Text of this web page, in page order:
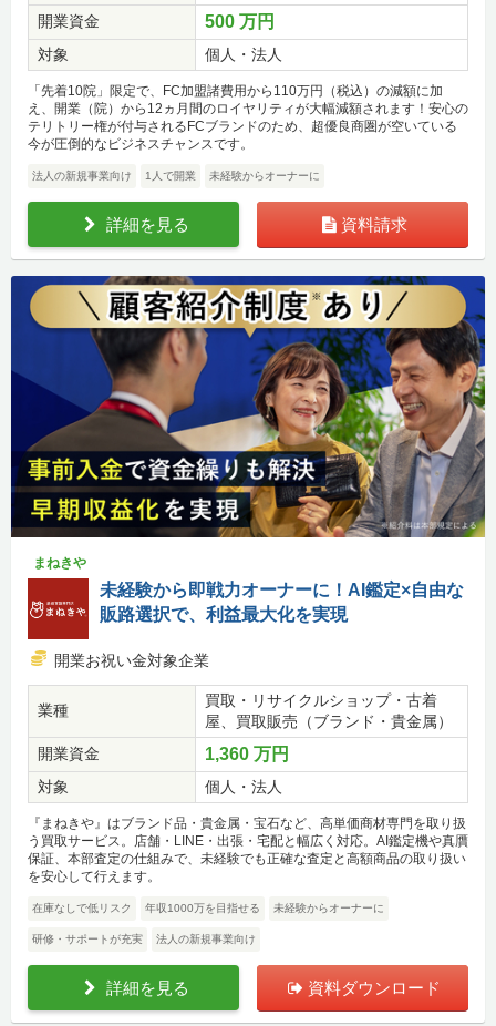
開業資金
500 万円
対象 個人・法人
「先着10院」限定で、FC加盟諸費用から110万円（税込）の減額に加
え、開業（院）から12ヵ月間のロイヤリティが大幅減額されます！安心の
テリトリー権が付与されるFCブランドのため、超優良商圏が空いている
今が圧倒的なビジネスチャンスです。
法人の新規事業向け 1人で開業 未経験からオーナーに
詳細を見る 資料請求
まねきや
未経験から即戦力オーナーに！AI鑑定×自由な
販路選択で、利益最大化を実現
開業お祝い金対象企業
業種
買取・リサイクルショップ・古着
屋、買取販売（ブランド・貴金属）
開業資金
1,360 万円
対象 個人・法人
『まねきや』はブランド品・貴金属・宝石など、高単価商材専門を取り扱
う買取サービス。店舗・LINE・出張・宅配と幅広く対応。AI鑑定機や真贋
保証、本部査定の仕組みで、未経験でも正確な査定と高額商品の取り扱い
を安心して行えます。
在庫なしで低リスク 年収1000万を目指せる 未経験からオーナーに
研修・サポートが充実 法人の新規事業向け
詳細を見る 資料ダウンロード